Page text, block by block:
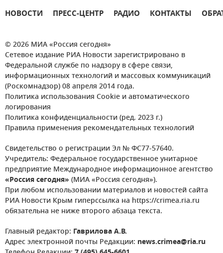
НОВОСТИ ПРЕСС-ЦЕНТР РАДИО КОНТАКТЫ
© 2026 МИА «Россия сегодня»
Сетевое издание РИА Новости зарегистрировано в
Федеральной службе по надзору в сфере связи,
информационных технологий и массовых коммуникаций
(Роскомнадзор) 08 апреля 2014 года.
Политика использования Cookie и автоматического
логирования
Политика конфиденциальности (ред. 2023 г.)
Правила применения рекомендательных технологий
Свидетельство о регистрации Эл № ФС77-57640.
Учредитель: Федеральное государственное унитарное
предприятие Международное информационное агентство
«Россия сегодня» (МИА «Россия сегодня»).
При любом использовании материалов и новостей сайта
РИА Новости Крым гиперссылка на https://crimea.ria.ru
обязательна не ниже второго абзаца текста.
Главный редактор: Гаврилова А.В.
Адрес электронной почты Редакции: news.crimea@ria.ru